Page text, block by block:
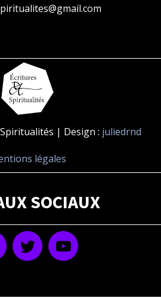
| Design : juliedrnd
légales
SOCIAUX